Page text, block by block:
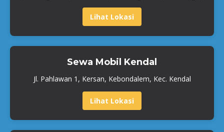
Lihat Lokasi
Sewa Mobil Kendal
Jl. Pahlawan 1, Kersan, Kebondalem, Kec. Kendal
Lihat Lokasi